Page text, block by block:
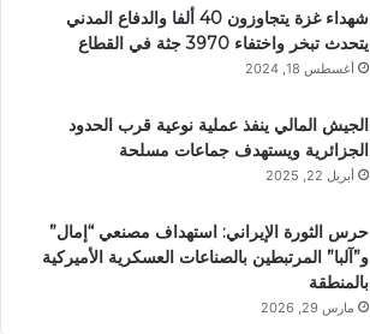
شهداء غزة يتجاوزون 40 ألفا والدفاع المدني
يتحدث تبخر واختفاء 3970 جثة في القطاع
أغسطس 18, 2024
الجيش المالي ينفذ عملية نوعية قرب الحدود
الجزائرية ويستهدف جماعات مسلحة
أبريل 22, 2025
حرس الثورة الإيراني: استهداف مصنعي “إمال”
و”آلبا” المرتبطين بالصناعات العسكرية الأميركية
بالمنطقة
مارس 29, 2026